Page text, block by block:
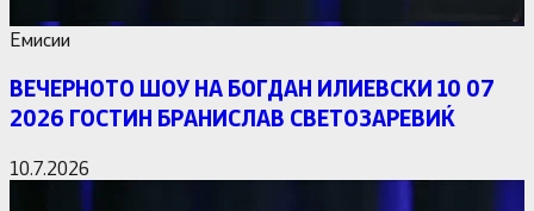
Емисии
ВЕЧЕРНОТО ШОУ НА БОГДАН ИЛИЕВСКИ 10 07
2026 ГОСТИН БРАНИСЛАВ СВЕТОЗАРЕВИЌ
10.7.2026